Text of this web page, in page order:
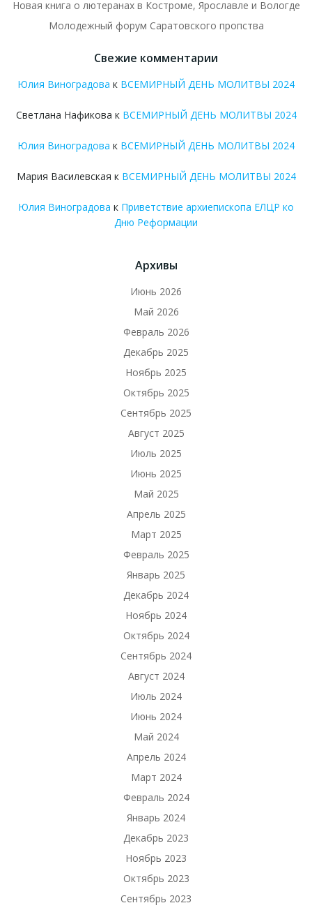
Новая книга о лютеранах в Костроме, Ярославле и Вологде
Молодежный форум Саратовского пропства
Свежие комментарии
Юлия Виноградова к ВСЕМИРНЫЙ ДЕНЬ МОЛИТВЫ 2024
Светлана Нафикова к ВСЕМИРНЫЙ ДЕНЬ МОЛИТВЫ 2024
Юлия Виноградова к ВСЕМИРНЫЙ ДЕНЬ МОЛИТВЫ 2024
Мария Василевская к ВСЕМИРНЫЙ ДЕНЬ МОЛИТВЫ 2024
Юлия Виноградова к Приветствие архиепископа ЕЛЦР ко
Дню Реформации
Архивы
Июнь 2026
Май 2026
Февраль 2026
Декабрь 2025
Ноябрь 2025
Октябрь 2025
Сентябрь 2025
Август 2025
Июль 2025
Июнь 2025
Май 2025
Апрель 2025
Март 2025
Февраль 2025
Январь 2025
Декабрь 2024
Ноябрь 2024
Октябрь 2024
Сентябрь 2024
Август 2024
Июль 2024
Июнь 2024
Май 2024
Апрель 2024
Март 2024
Февраль 2024
Январь 2024
Декабрь 2023
Ноябрь 2023
Октябрь 2023
Сентябрь 2023